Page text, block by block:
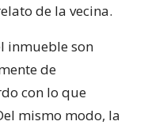
de la vecina.
inmueble son
de
con lo que
mismo modo, la